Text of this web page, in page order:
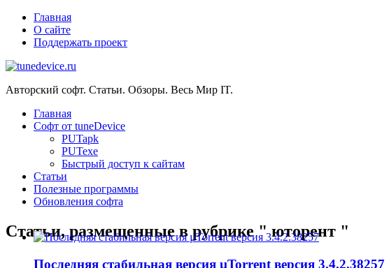
Главная
О сайте
Поддержать проект
Авторский софт. Статьи. Обзоры. Весь Мир IT.
Главная
Софт от tuneDevice
PUTapk
PUTexe
Быстрый доступ к сайтам
Cтатьи
Полезные программы
Обновления софта
Статьи, размещенные в рубрике " юторент "
Последняя стабильная версия µTorrent версия 3.4.2.38257